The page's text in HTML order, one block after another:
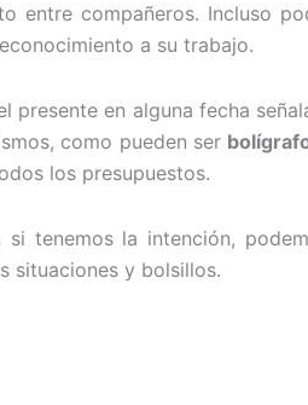
entre compañeros. Incluso
a su trabajo.
en alguna fecha
como pueden ser
los presupuestos.
si tenemos la intención,
situaciones y bolsillos.